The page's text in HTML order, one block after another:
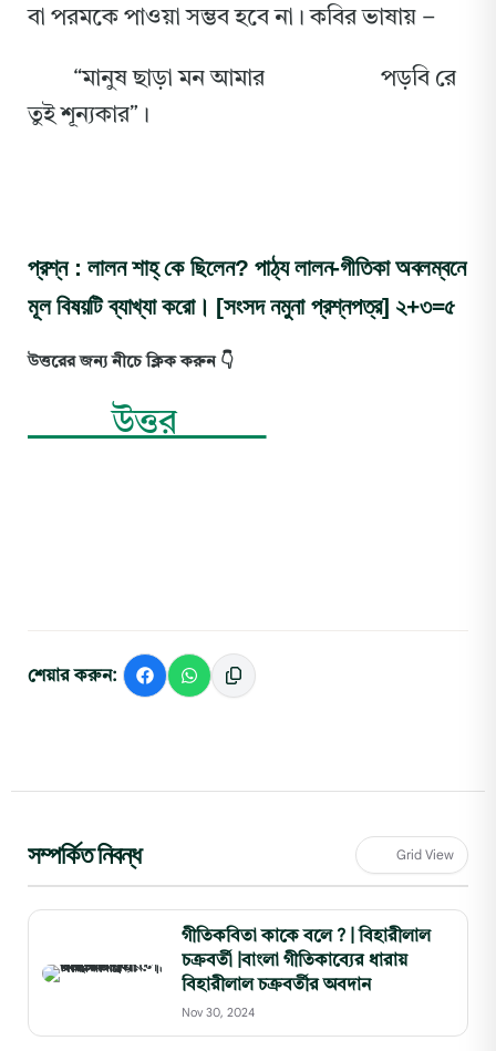
বা পরমকে পাওয়া সম্ভব হবে না। কবির ভাষায় –
“মানুষ ছাড়া মন আমার
পড়বি রে
তুই শূন্যকার”।
প্রশ্ন : লালন শাহ্ কে ছিলেন? পাঠ্য লালন-গীতিকা অবলম্বনে
মূল বিষয়টি ব্যাখ্যা করো। [সংসদ নমুনা প্রশ্নপত্র] ২+৩=৫
উত্তরের জন্য নীচে ক্লিক করুন 👇
উত্তর
শেয়ার করুন:
সম্পর্কিত নিবন্ধ Grid View
গীতিকবিতা কাকে বলে ? | বিহারীলাল
চক্রবর্তী |বাংলা গীতিকাব্যের ধারায়
বিহারীলাল চক্রবর্তীর অবদান
Nov 30, 2024